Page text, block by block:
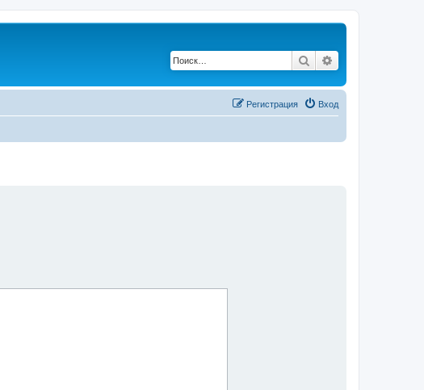
Поиск
Вход
Регистрация